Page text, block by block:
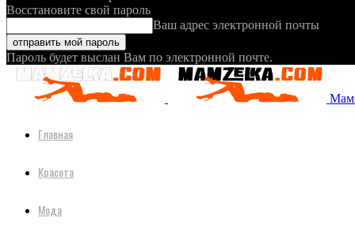
Восстановите свой пароль
Ваш адрес электронной почты
Пароль будет выслан Вам по электронной почте.
Главная
Красота
Мода